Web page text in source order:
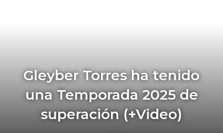
Gleyber Torres ha tenido
una Temporada 2025 de
superación (+Video)